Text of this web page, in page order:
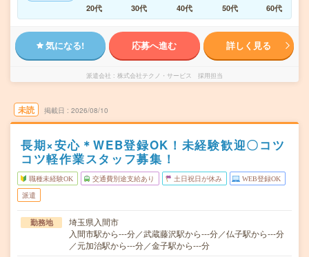
20代
30代 40代 50代 60代
気になる! 応募へ進む 詳しく見る
派遣会社 株式会社テクノ・サービス 採用担当
未読 掲載日 2026/08/10
長期×安心＊WEB登録OK！未経験歓迎〇コツ
コツ軽作業スタッフ募集！
職種未経験OK 交通費別途支給あり 土日祝日が休み WEB登録OK
派遣
勤務地
埼玉県入間市
入間市駅から---分／武蔵藤沢駅から---分／仏子駅から---分
／元加治駅から---分／金子駅から---分